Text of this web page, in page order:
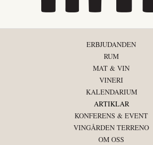
ERBJUDANDEN
RUM
MAT & VIN
VINERI
KALENDARIUM
ARTIKLAR
KONFERENS & EVENT
VINGÅRDEN TERRENO
OM OSS